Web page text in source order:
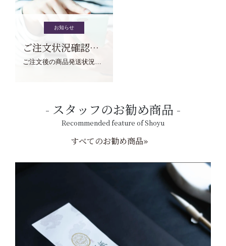
お知らせ
ご注文状況確認について
スタッフのお勧め商品
Recommended feature of Shoyu
すべてのお勧め商品»